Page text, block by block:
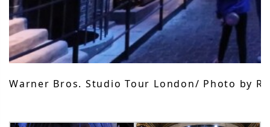
Warner Bros. Studio Tour London/ Photo by